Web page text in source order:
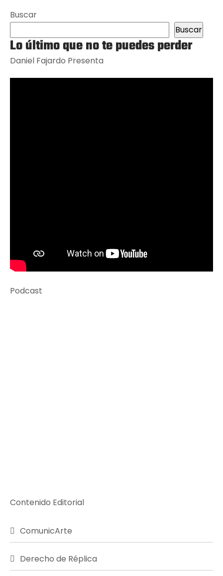
Buscar
Buscar
Lo último que no te puedes perder
Daniel Fajardo Presenta
Podcast
Contenido Editorial
ComunicArte
Derecho de Réplica